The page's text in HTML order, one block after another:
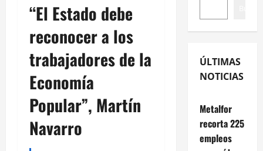
“El Estado debe
reconocer a los
trabajadores de la
Economía
Popular”, Martín
Navarro
ÚLTIMAS
NOTICIAS
Metalfor
recorta 225
empleos